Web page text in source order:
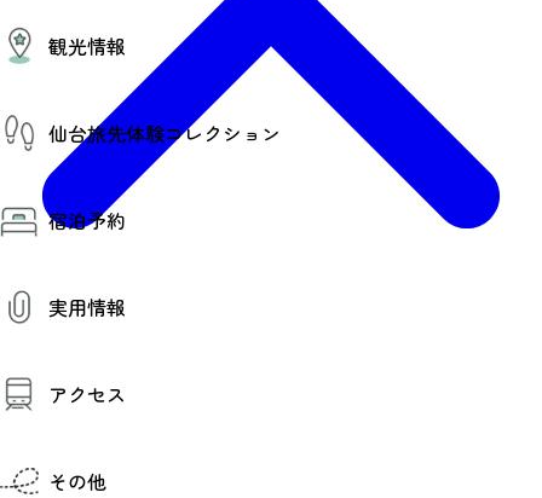
その他イベント情報（音楽・展示会）
スポーツ情報
コンベンション情報
観光情報
観光スポット
温泉
美味いもの
季節のイベント
プロスポーツチーム・プロオーケストラ
仙台の銘品
仙台観光マップ
仙台旅先体験コレクション
仙台旅先体験コレクション
体験プログラム検索（予約）
体験事業者
宿泊予約
実用情報
お役立ち情報
アクセス
市内の交通情報
その他